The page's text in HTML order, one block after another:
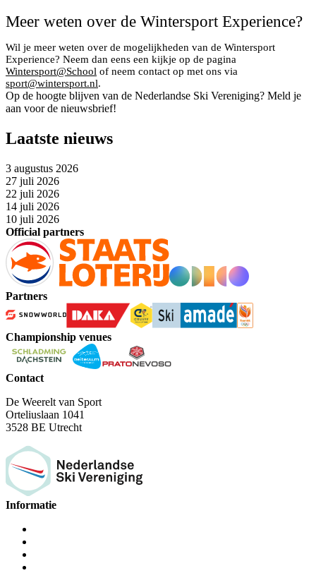
Meer weten over de Wintersport Experience?
Wil je meer weten over de mogelijkheden van de Wintersport
Experience? Neem dan eens een kijkje op de pagina
Wintersport@School of neem contact op met ons via
sport@wintersport.nl.
Op de hoogte blijven van de Nederlandse Ski Vereniging? Meld je
aan voor de nieuwsbrief!
Laatste nieuws
3 augustus 2026
27 juli 2026
22 juli 2026
14 juli 2026
10 juli 2026
Official partners
Partners
Championship venues
Contact
De Weerelt van Sport
Orteliuslaan 1041
3528 BE Utrecht
Informatie